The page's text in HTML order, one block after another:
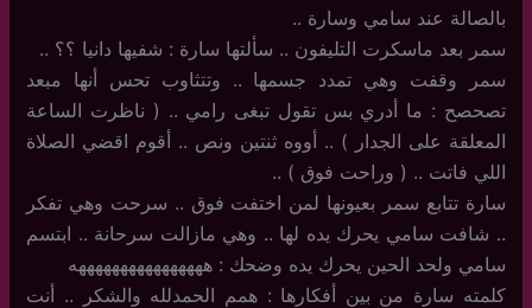
بالصالة عند سامي وسارة ..
سمر بعد ماسكرت التليفون .. سألتها سارة : شفيها دانيا ؟؟ ..
سمر وقفت وهي تمدد جسمها .. وتتثاوب تحس أنها مبعد
تصحصح : ما أدري بس تقول تبغى رامي .. ( ناظرت الساعة
المعلقة على الجدار ) .. أووه ثنتين ونص .. أقوم اقضي الصلاة
اللي فاتت .. ( وراحت فوق ) ..
سارة تتابع سمر بعيونها لمن اختفت فوق .. سرحت وهي تفكر
.. شافت سامي يحرك يده لها .. وهي مازالت سرحانة .. ابتسم
سامي ولحد الحين يحرك يده وضحك : ههههههههههههههههه
كلمته سارة من بين أفكارها : همم الحمدلله والشكر .. أنت